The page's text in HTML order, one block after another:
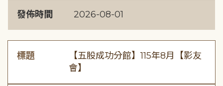
發佈時間 2026-08-01
標題
【五股成功分館】115年8月【影友
會】